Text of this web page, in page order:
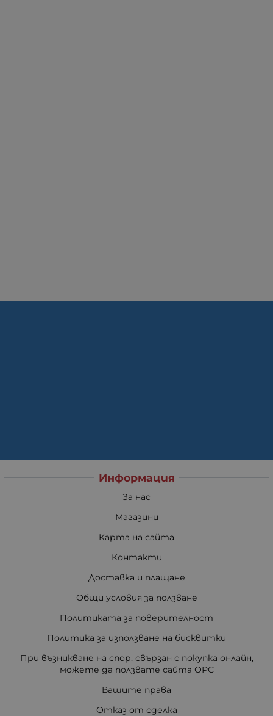
Информация
За нас
Магазини
Карта на сайта
Контакти
Доставка и плащане
Общи условия за ползване
Политиката за поверителност
Политика за използване на бисквитки
При възникване на спор, свързан с покупка онлайн,
можете да ползвате сайта ОРС
Вашите права
Отказ от сделка